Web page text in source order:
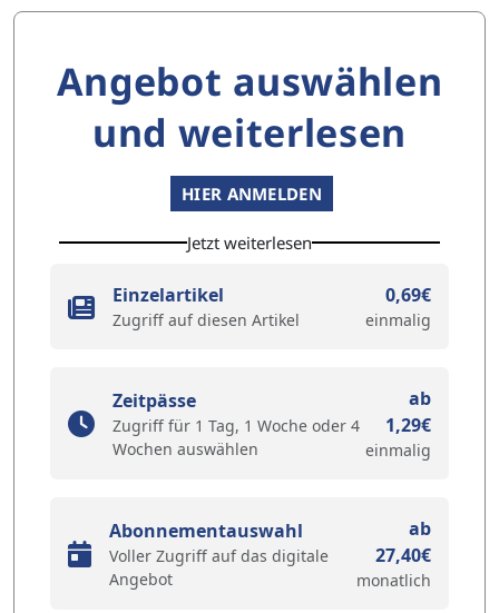
Angebot auswählen
und weiterlesen
HIER ANMELDEN
Jetzt weiterlesen
Einzelartikel
Zugriff auf diesen Artikel
0,69€
einmalig
Zeitpässe
Zugriff für 1 Tag, 1 Woche oder 4
Wochen auswählen
ab
1,29€
einmalig
Abonnementauswahl
Voller Zugriff auf das digitale
Angebot
ab
27,40€
monatlich